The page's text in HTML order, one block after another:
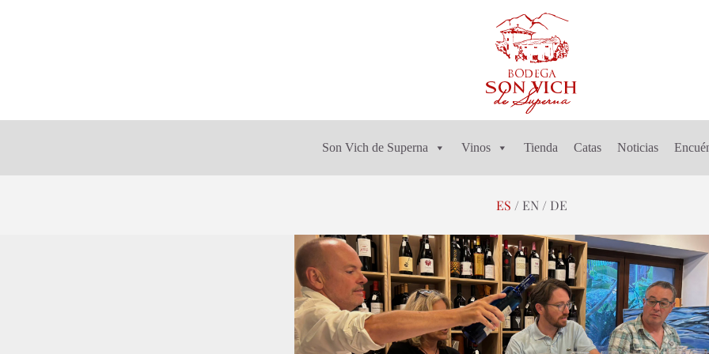
Son Vich de Superna Vinos Tienda Catas Noticias
ES EN DE